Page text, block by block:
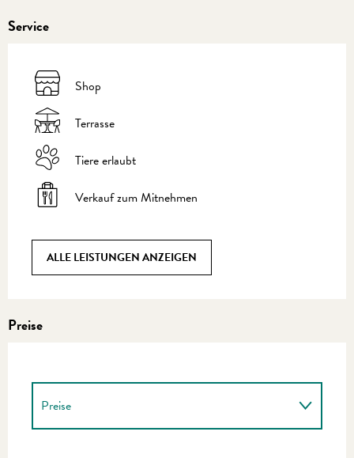
Service
Shop
Terrasse
Tiere erlaubt
Verkauf zum Mitnehmen
ALLE LEISTUNGEN ANZEIGEN
Preise
Preise